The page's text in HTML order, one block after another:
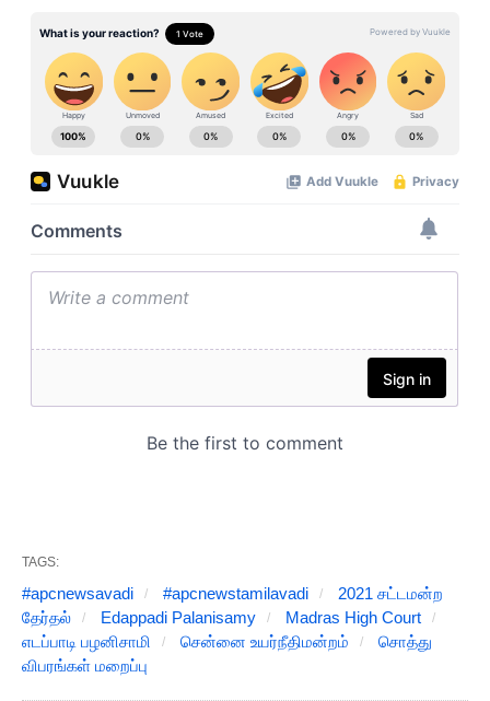
TAGS:
#apcnewsavadi #apcnewstamilavadi
2021 சட்டமன்ற
தேர்தல்
Edappadi Palanisamy
Madras High Court
எடப்பாடி பழனிசாமி
சென்னை உயர்நீதிமன்றம்
சொத்து
விபரங்கள் மறைப்பு